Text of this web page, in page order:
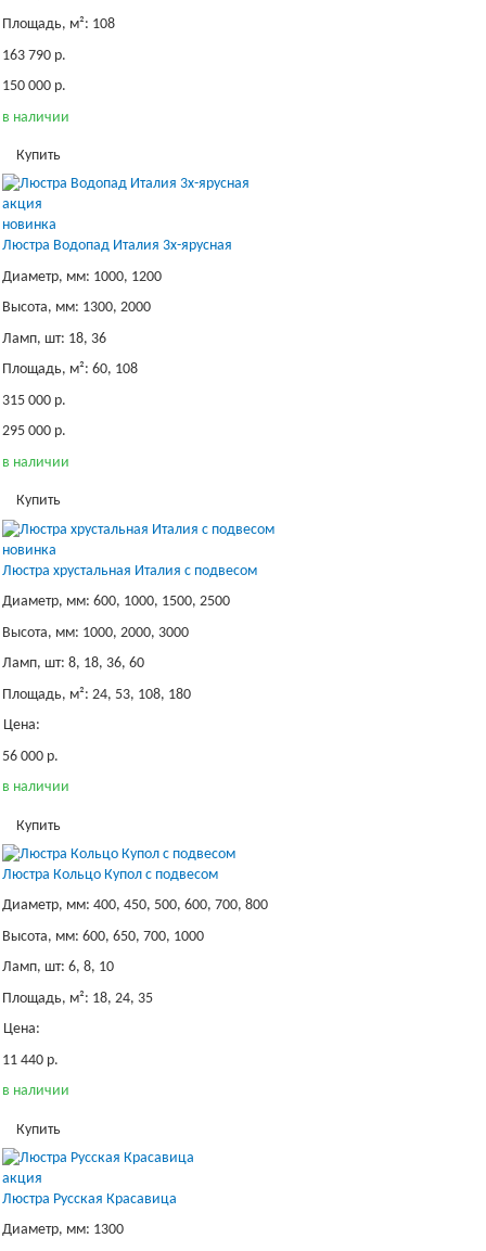
Площадь, м²: 108
163 790 р.
150 000 р.
в наличии
Купить
акция
новинка
Люстра Водопад Италия 3х-ярусная
Диаметр, мм: 1000, 1200
Высота, мм: 1300, 2000
Ламп, шт: 18, 36
Площадь, м²: 60, 108
315 000 р.
295 000 р.
в наличии
Купить
новинка
Люстра хрустальная Италия с подвесом
Диаметр, мм: 600, 1000, 1500, 2500
Высота, мм: 1000, 2000, 3000
Ламп, шт: 8, 18, 36, 60
Площадь, м²: 24, 53, 108, 180
Цена:
56 000 р.
в наличии
Купить
Люстра Кольцо Купол с подвесом
Диаметр, мм: 400, 450, 500, 600, 700, 800
Высота, мм: 600, 650, 700, 1000
Ламп, шт: 6, 8, 10
Площадь, м²: 18, 24, 35
Цена:
11 440 р.
в наличии
Купить
акция
Люстра Русская Красавица
Диаметр, мм: 1300